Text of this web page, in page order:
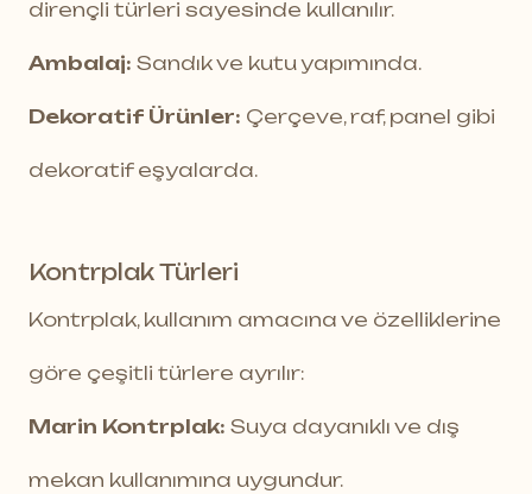
dirençli türleri sayesinde kullanılır.
Ambalaj: Sandık ve kutu yapımında.
Dekoratif Ürünler: Çerçeve, raf, panel gibi
dekoratif eşyalarda.
Kontrplak Türleri
Kontrplak, kullanım amacına ve özelliklerine
göre çeşitli türlere ayrılır:
Marin Kontrplak: Suya dayanıklı ve dış
mekan kullanımına uygundur.